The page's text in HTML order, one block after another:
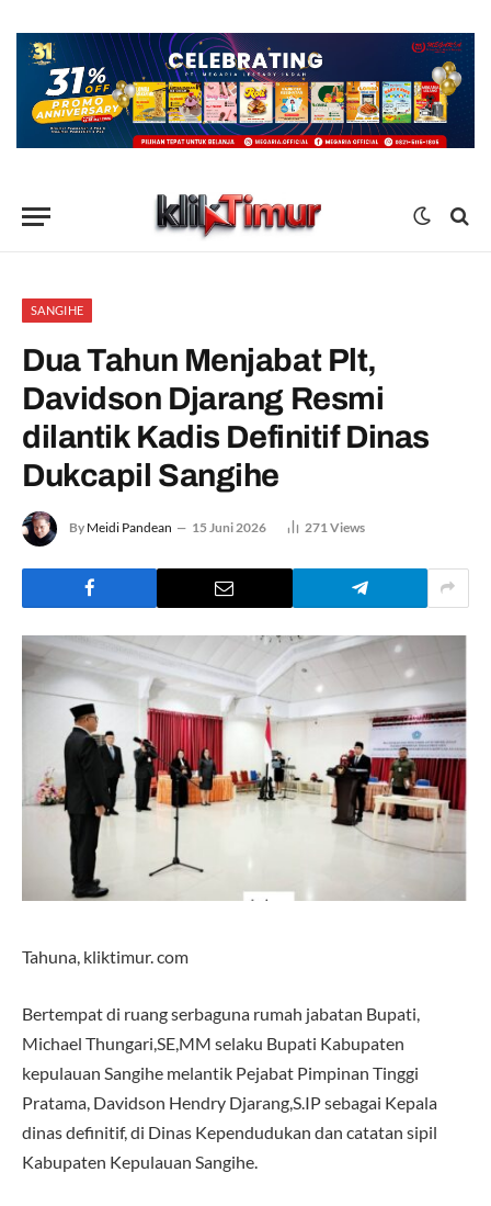
SANGIHE
Dua Tahun Menjabat Plt,
Davidson Djarang Resmi
dilantik Kadis Definitif Dinas
Dukcapil Sangihe
By Meidi Pandean 15 Juni 2026 271 Views
Tahuna, kliktimur. com
Bertempat di ruang serbaguna rumah jabatan Bupati,
Michael Thungari,SE,MM selaku Bupati Kabupaten
kepulauan Sangihe melantik Pejabat Pimpinan Tinggi
Pratama, Davidson Hendry Djarang,S.IP sebagai Kepala
dinas definitif, di Dinas Kependudukan dan catatan sipil
Kabupaten Kepulauan Sangihe.